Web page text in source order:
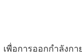
เพื่อการออกกำลังก
โมนิก้